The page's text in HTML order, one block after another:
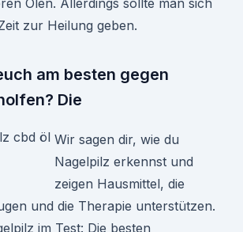
Ölen. Allerdings sollte man sich
zur Heilung geben.
am besten gegen
Die
Wir sagen dir, wie du
Nagelpilz erkennst und
zeigen Hausmittel, die
und die Therapie unterstützen.
im Test: Die besten